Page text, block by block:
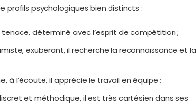
profils psychologiques bien distincts :
déterminé avec l’esprit de compétition ;
exubérant, il recherche la reconnaissance et la
à l’écoute, il apprécie le travail en équipe ;
et méthodique, il est très cartésien dans ses